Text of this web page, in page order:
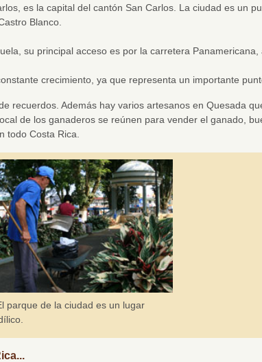
es la capital del cantón San Carlos. La ciudad es un
Blanco.
su principal acceso es por la carretera
crecimiento, ya que representa un importante
recuerdos. Además hay varios artesanos en Quesada
de los ganaderos se reúnen para vender el ganado,
todo Costa Rica.
parque de la ciudad es un lugar